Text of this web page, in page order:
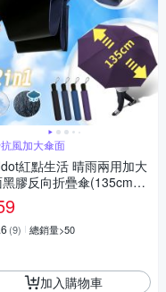
風加大傘面
紅點生活 晴雨兩用加大
膠反向折疊傘(135cm加
面)
(9) 總銷量>50
加入購物車